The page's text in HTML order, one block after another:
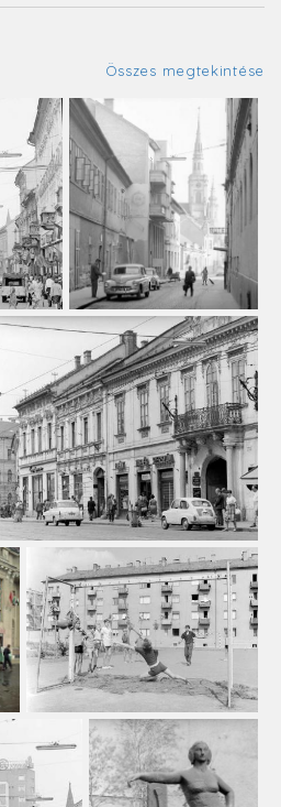
Összes megtekintése